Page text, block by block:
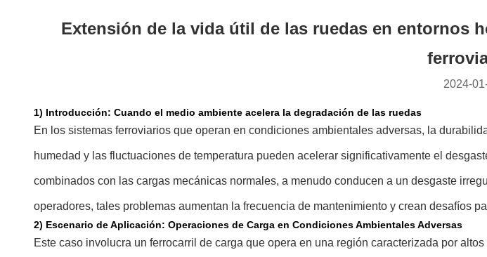
Extensión de la vida útil de las ruedas en entornos
2024-
1) Introducción: Cuando el medio ambiente acelera la degradación de las ruedas
En los sistemas ferroviarios que operan en condiciones ambientales adversas, la
humedad y las fluctuaciones de temperatura pueden acelerar significativamente el
combinados con las cargas mecánicas normales, a menudo conducen a un desgaste
operadores, tales problemas aumentan la frecuencia de mantenimiento y crean desafíos
2) Escenario de Aplicación: Operaciones de Carga en Condiciones Ambientales Adversas
Este caso involucra un ferrocarril de carga que opera en una región caracterizada por